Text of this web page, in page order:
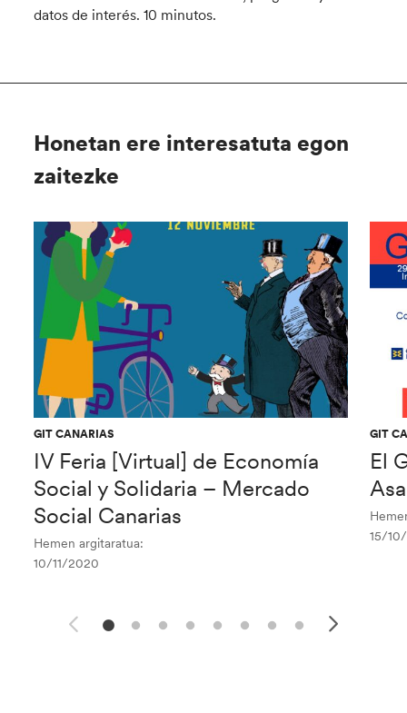
datos de interés. 10 minutos.
Honetan ere interesatuta egon
zaitezke
GIT CANARIAS
IV Feria [Virtual] de Economía
Social y Solidaria – Mercado
Social Canarias
Hemen argitaratua:
10/11/2020
GIT
El
15/